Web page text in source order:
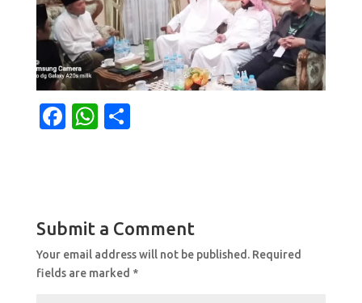
F
b
o
o
W
A
p
p
Submit a Comment
Your email address will not be published. Required
fields are marked *